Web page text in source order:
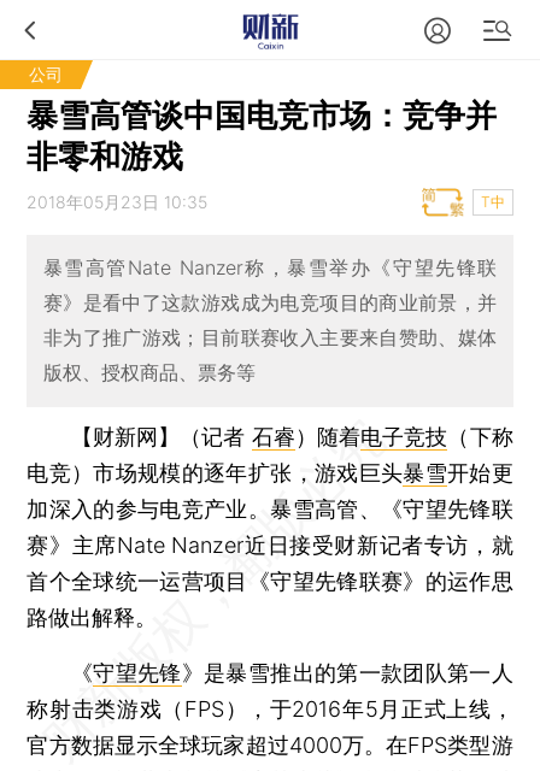
公司
暴雪高管谈中国电竞市场：竞争并
非零和游戏
2018年05月23日 10:35 T中
暴雪高管Nate Nanzer称，暴雪举办《守望先锋联
赛》是看中了这款游戏成为电竞项目的商业前景，并
非为了推广游戏；目前联赛收入主要来自赞助、媒体
版权、授权商品、票务等
【财新网】（记者 石睿） 随着电子竞技 （下称
电竞）市场规模的逐年扩张，游戏巨头暴雪开始更
加深入的参与电竞产业。暴雪高管、《守望先锋联
赛》主席Nate Nanzer近日接受财新记者专访，就
首个全球统一运营项目《守望先锋联赛》的运作思
路做出解释。
《守望先锋》是暴雪推出的第一款团队第一人
称射击类游戏（FPS），于2016年5月正式上线，
官方数据显示全球玩家超过4000万。在FPS类型游